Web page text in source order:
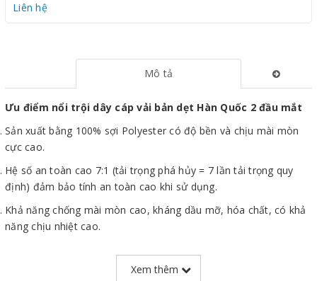
Liên hệ
Mô tả
Ưu điểm nổi trội dây cáp vải bản dẹt Hàn Quốc 2 đầu mắt
Sản xuất bằng 100% sợi Polyester có độ bền và chịu mài mòn
cực cao.
Hệ số an toàn cao 7:1 (tải trọng phá hủy = 7 lần tải trọng quy
định) đảm bảo tính an toàn cao khi sử dụng.
Khả năng chống mài mòn cao, kháng dầu mỡ, hóa chất, có khả
năng chịu nhiệt cao.
Có độ nhám trên bề mặt giúp chống trơn, trượt cực tốt.
Xem thêm